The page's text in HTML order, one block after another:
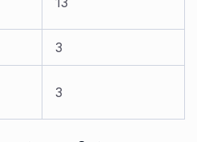
3
3